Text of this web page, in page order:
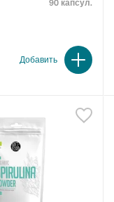
90 капсул.
Добавить